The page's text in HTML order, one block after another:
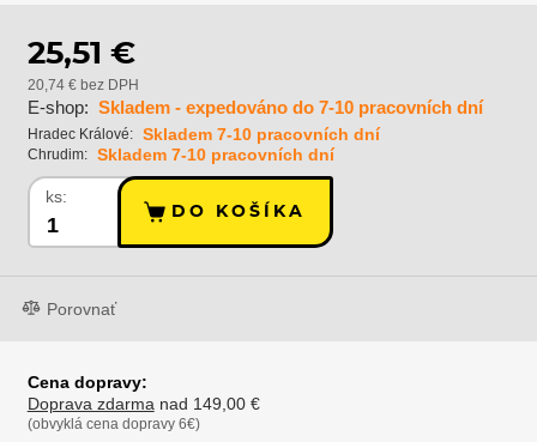
25,51 €
20,74 € bez DPH
E-shop: Skladem - expedováno do 7-10 pracovních dní
Hradec Králové: Skladem 7-10 pracovních dní
Chrudim: Skladem 7-10 pracovních dní
ks:
DO KOŠÍKA
Porovnať
Cena dopravy:
Doprava zdarma nad 149,00 €
(obvyklá cena dopravy 6€)